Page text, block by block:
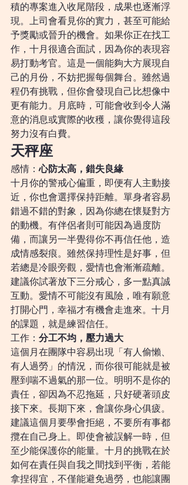
積的專案進入收尾階段，成果也逐漸浮
現。上司會看見你的實力，甚至可能給
予獎勵或晉升的機會。如果你正在找工
作，十月很適合面試，因為你的表現容
易打動考官。這是一個能夠大方展現自
己的月份，不妨把握每個舞台。雖然過
程仍有挑戰，但你會發現自己比想像中
更有能力。月底時，可能會收到令人滿
意的消息或實際的收穫，讓你覺得這段
努力沒有白費。
天秤座
感情：心防太高，錯失良緣
十月你的警戒心偏重，即便有人主動接
近，你也會選擇保持距離。單身者容易
錯過不錯的對象，因為你總在懷疑對方
的動機。有伴侶者則可能因為過度防
備，而讓另一半覺得你不再信任他，造
成情感裂痕。雖然保持理性是好事，但
若總是冷眼旁觀，愛情也會漸漸疏離。
建議你試著放下三分戒心，多一點真誠
互動。愛情不可能沒有風險，唯有願意
打開心門，幸福才有機會走進來。十月
的課題，就是練習信任。
工作： 分工不均，壓力過大
這個月在團隊中容易出現「有人偷懶、
有人過勞」的情況，而你很可能就是被
壓到喘不過氣的那一位。明明不是你的
責任，卻因為不忍拖延，只好硬著頭皮
接下來。長期下來，會讓你身心俱疲。
建議這個月要學會拒絕，不要所有事都
攬在自己身上。即使會被誤解一時，但
至少能保護你的能量。十月的挑戰在於
如何在責任與自我之間找到平衡，若能
拿捏得宜，不僅能避免過勞，也能讓團